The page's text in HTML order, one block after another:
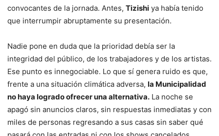
convocantes de la jornada. Antes, Tizishi ya había tenido
que interrumpir abruptamente su presentación.
Nadie pone en duda que la prioridad debía ser la
integridad del público, de los trabajadores y de los artistas.
Ese punto es innegociable. Lo que sí genera ruido es que,
frente a una situación climática adversa, la Municipalidad
no haya logrado ofrecer una alternativa. La noche se
apagó sin anuncios claros, sin respuestas inmediatas y con
miles de personas regresando a sus casas sin saber qué